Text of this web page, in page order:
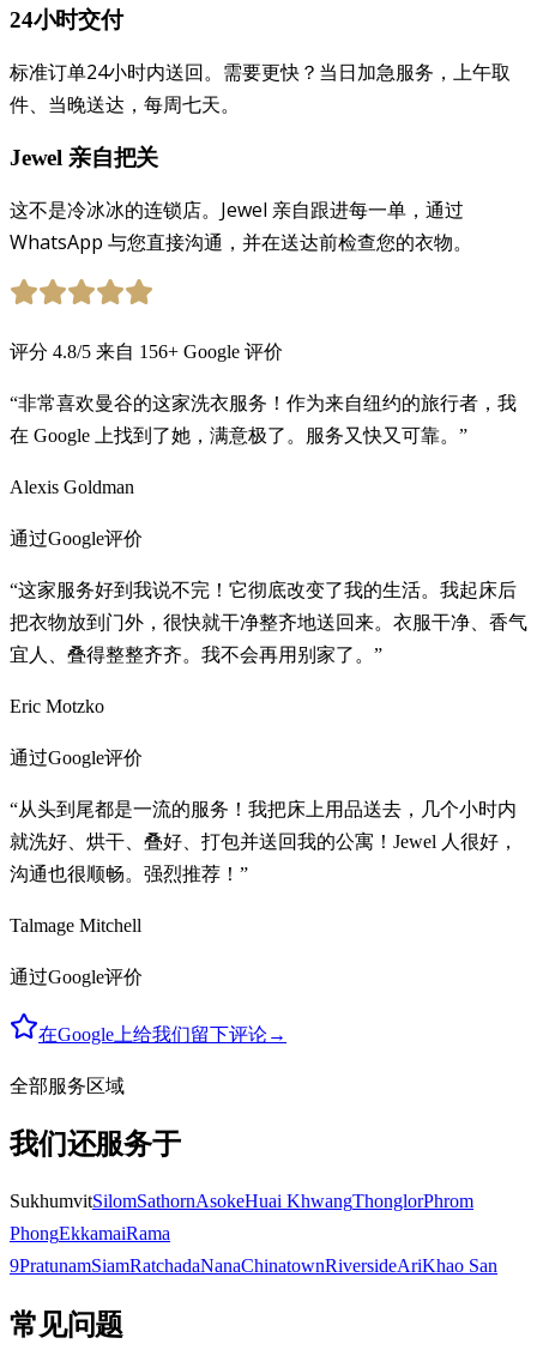
24小时交付
标准订单24小时内送回。需要更快？当日加急服务，上午取
件、当晚送达，每周七天。
Jewel 亲自把关
这不是冷冰冰的连锁店。Jewel 亲自跟进每一单，通过
WhatsApp 与您直接沟通，并在送达前检查您的衣物。
评分 4.8/5 来自 156+ Google 评价
“非常喜欢曼谷的这家洗衣服务！作为来自纽约的旅行者，我
在 Google 上找到了她，满意极了。服务又快又可靠。”
Alexis Goldman
通过Google评价
“这家服务好到我说不完！它彻底改变了我的生活。我起床后
把衣物放到门外，很快就干净整齐地送回来。衣服干净、香气
宜人、叠得整整齐齐。我不会再用别家了。”
Eric Motzko
通过Google评价
“从头到尾都是一流的服务！我把床上用品送去，几个小时内
就洗好、烘干、叠好、打包并送回我的公寓！Jewel 人很好，
沟通也很顺畅。强烈推荐！”
Talmage Mitchell
通过Google评价
在Google上给我们留下评论→
全部服务区域
我们还服务于
SukhumvitSilomSathornAsokeHuai KhwangThonglorPhrom
PhongEkkamaiRama
9PratunamSiamRatchadaNanaChinatownRiversideAriKhao San
常见问题